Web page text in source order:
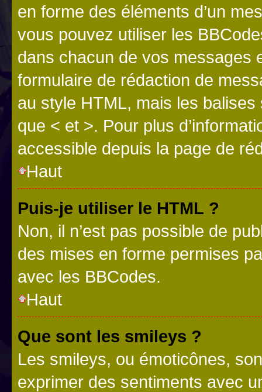
en forme des éléments d’un
vous pouvez utiliser les
dans chacun de vos messages
formulaire de rédaction de
au style HTML, mais les
que < et >. Pour plus
accessible depuis la page de
Haut
Puis-je utiliser le HTML ?
Non, il n’est pas possible de
des mises en forme permises
avec les BBCodes.
Haut
Que sont les smileys ?
Les smileys, ou émoticônes,
exprimer des sentiments avec